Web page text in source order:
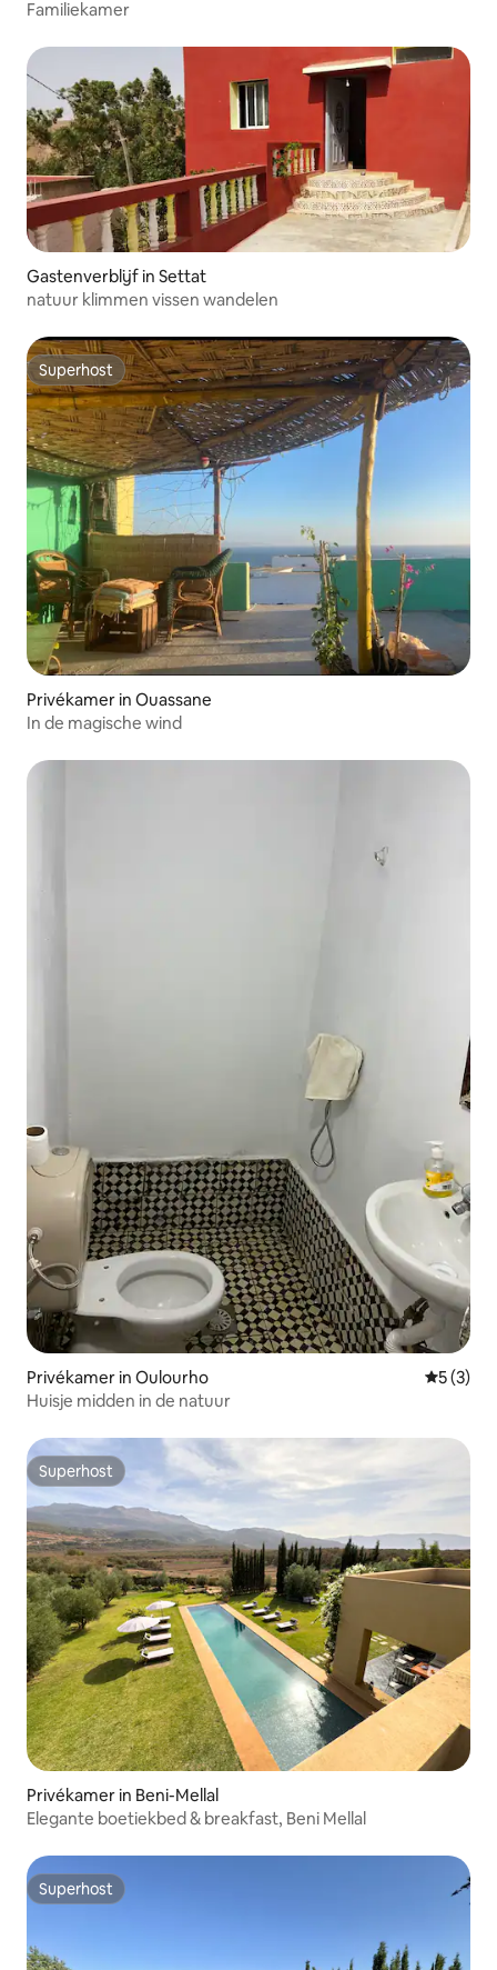
Familiekamer
Gastenverblijf in Settat
natuur klimmen vissen wandelen
Superhost
Superhost
Privékamer in Ouassane
In de magische wind
Privékamer in Oulourho
5 (3)
Huisje midden in de natuur
Superhost
Superhost
Privékamer in Beni-Mellal
Elegante boetiekbed & breakfast, Beni Mellal
Superhost
Superhost